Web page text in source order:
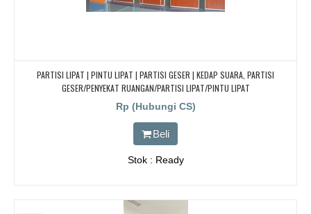
PARTISI LIPAT | PINTU LIPAT | PARTISI GESER | KEDAP SUARA, PARTISI
GESER/PENYEKAT RUANGAN/PARTISI LIPAT/PINTU LIPAT
Rp (Hubungi CS)
Beli
Stok : Ready